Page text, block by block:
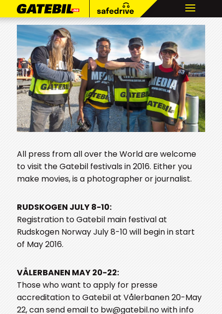
All press from all over the World are welcome
to visit the Gatebil festivals in 2016. Either you
make movies, is a photographer or journalist.
RUDSKOGEN JULY 8-10:
Registration to Gatebil main festival at
Rudskogen Norway July 8-10 will begin in start
of May 2016.
VÅLERBANEN MAY 20-22:
Those who want to apply for presse
accreditation to Gatebil at Vålerbanen 20-May
22, can send email to bw@gatebil.no with info